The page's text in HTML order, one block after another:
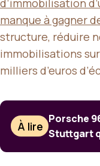
manque à gagner
structure, réduire
immobilisations
milliers d’euros
À lire
Porsche
Stuttgart